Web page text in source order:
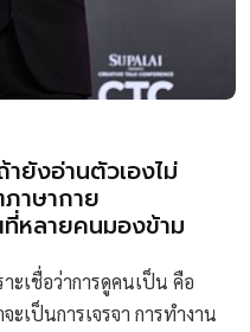
ยังอ่านตัวเองไม่
าษากาย
ลายคนมองข้าม
ะเชื่อว่าการดูคนเป็น คือ
เป็นการเจรจา การทำงาน